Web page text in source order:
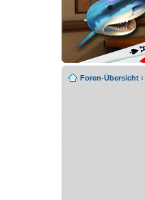
Foren-Übersicht ‹